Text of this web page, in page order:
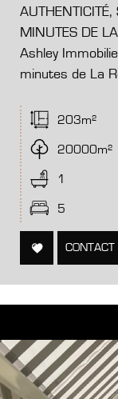
AUTHENTICITÉ,
MINUTES DE
Ashley
minutes de La
203m²
20000m²
1
5
CONTACT